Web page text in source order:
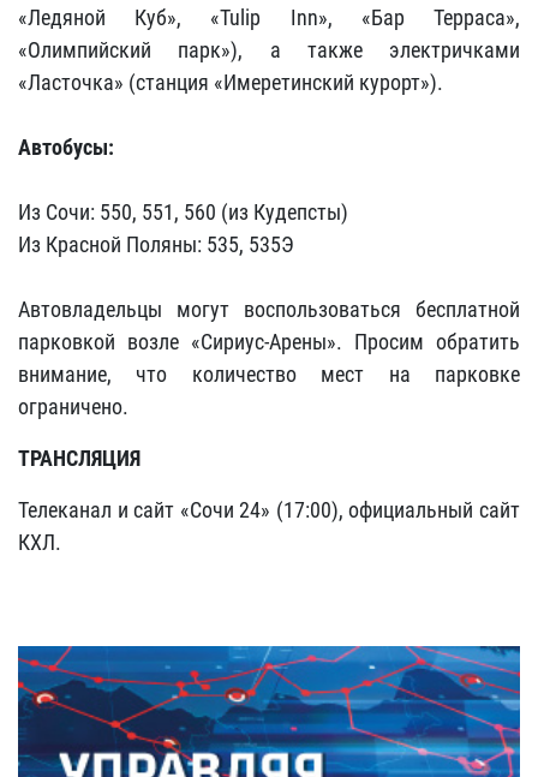
«Ледяной Куб», «Tulip Inn», «Бар Терраса»,
«Олимпийский парк»), а также электричками
«Ласточка» (станция «Имеретинский курорт»).
Автобусы:
Из Сочи: 550, 551, 560 (из Кудепсты)
Из Красной Поляны: 535, 535Э
Автовладельцы могут воспользоваться бесплатной
парковкой возле «Сириус-Арены». Просим обратить
внимание, что количество мест на парковке
ограничено.
ТРАНСЛЯЦИЯ
Телеканал и сайт «Сочи 24» (17:00), официальный сайт
КХЛ.